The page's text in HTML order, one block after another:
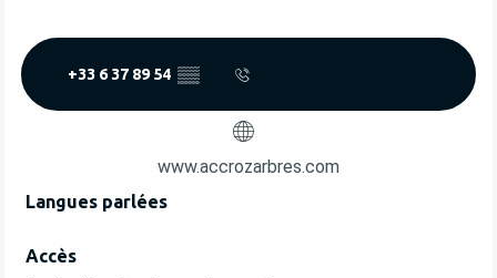
+33 6 37 89 54 ▒▒
www.accrozarbres.com
Langues parlées
Langues parlées
Accès
Accès